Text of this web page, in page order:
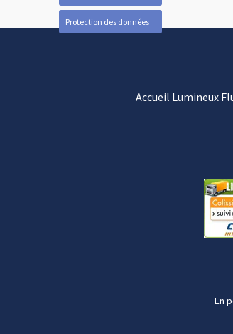
Protection des données
Accueil Lumineux
En